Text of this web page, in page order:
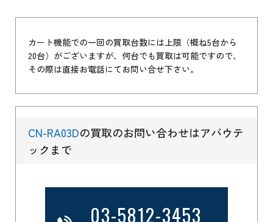
カート機能での一回の買取台数には上限（概ね5台から
20台）がございますが、何台でも買取は可能ですので、
その際は直接お電話にてお問い合せ下さい。
CN-RA03Dの買取のお問い合わせはアバウテ
ックまで
03-5812-3453